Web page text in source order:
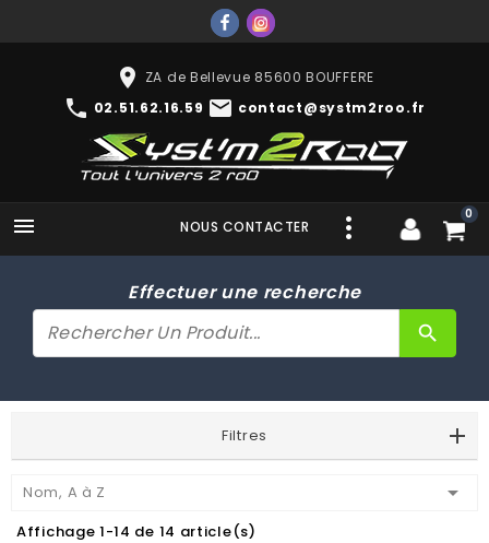
place ZA de Bellevue 85600 BOUFFERE
phone 02.51.62.16.59 mail contact@systm2roo.fr
 0
NOUS CONTACTER
Effectuer une recherche
search
Filtres
Nom, A à Z 
Affichage 1-14 de 14 article(s)